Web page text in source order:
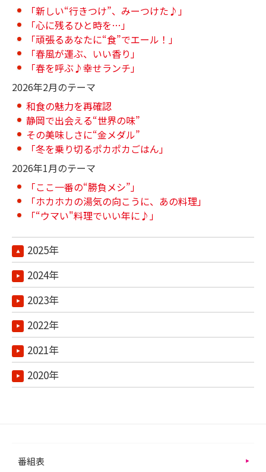
「新しい“行きつけ”、みーつけた♪」
「心に残るひと時を…」
「頑張るあなたに“食”でエール！」
「春風が運ぶ、いい香り」
「春を呼ぶ♪幸せランチ」
2026年2月のテーマ
和食の魅力を再確認
静岡で出会える“世界の味”
その美味しさに“金メダル”
「冬を乗り切るポカポカごはん」
2026年1月のテーマ
「ここ一番の“勝負メシ”」
「ホカホカの湯気の向こうに、あの料理」
「“ウマい"料理でいい年に♪」
2025年
2024年
2023年
2022年
2021年
2020年
番組表